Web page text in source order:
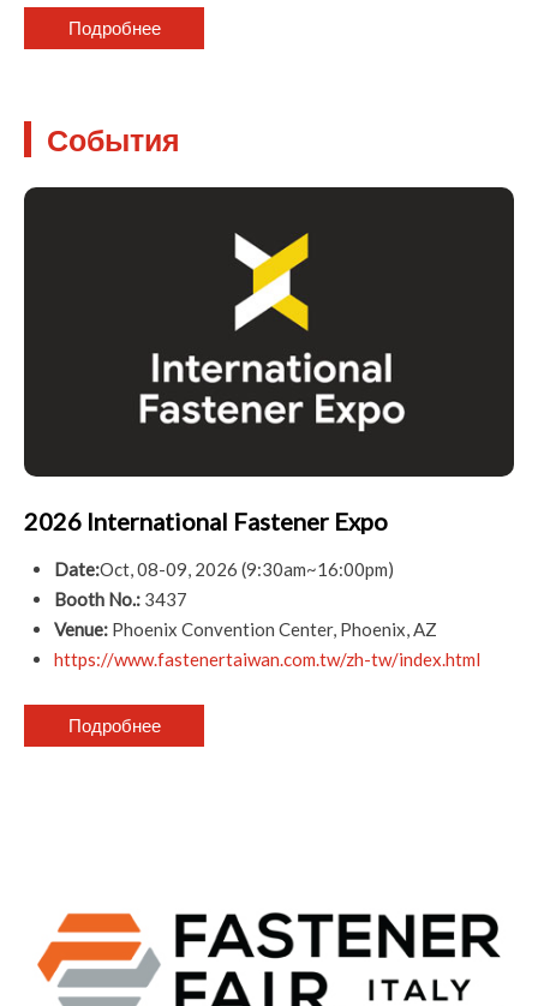
Подробнее
События
2026 International Fastener Expo
Date:Oct, 08-09, 2026 (9:30am~16:00pm)
Booth No.: 3437
Venue: Phoenix Convention Center, Phoenix, AZ
https://www.fastenertaiwan.com.tw/zh-tw/index.html
Подробнее